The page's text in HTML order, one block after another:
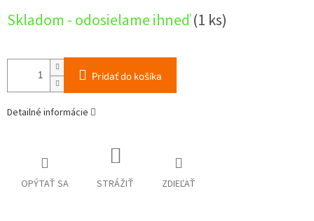
cena:
Skladom - odosielame ihneď(1 ks)
Pridať do košíka
Detailné informácie
OPÝTAŤ SA STRÁŽIŤ ZDIEĽAŤ